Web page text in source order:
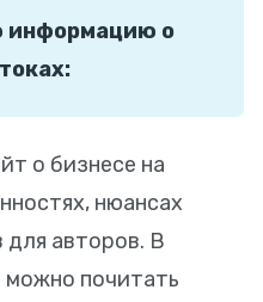
информацию о
о бизнесе на
нюансах
для авторов. В
почитать